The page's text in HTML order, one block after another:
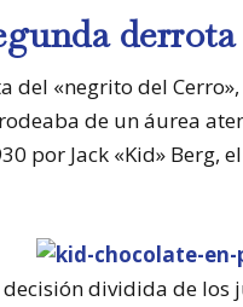
del «negrito del
de un áurea
por Jack «Kid» Berg,
dividida de los